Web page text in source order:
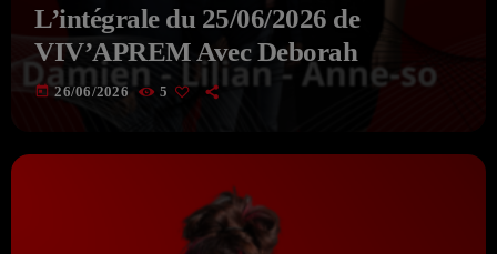
L’intégrale du 25/06/2026 de
VIV’APREM Avec Deborah
today 26/06/2026 5